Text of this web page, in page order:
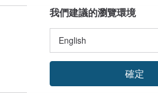
我們建議的瀏覽環境
確定